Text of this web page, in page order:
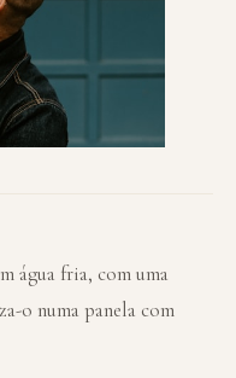
água fria, com uma
o numa panela com